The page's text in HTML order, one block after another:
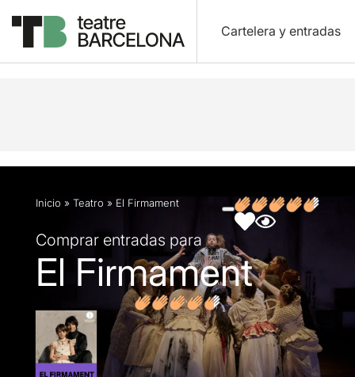
Cartelera y entradas
Descripción Ficha artística Fotos y vídeos
Inicio » Teatro » El Firmament
Comprar entradas para
El Firmament